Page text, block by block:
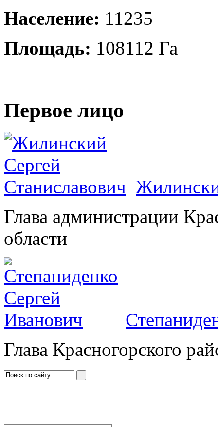
Население: 11235
Площадь: 108112 Га
Первое лицо
Глава администрации
области
Глава Красногорского